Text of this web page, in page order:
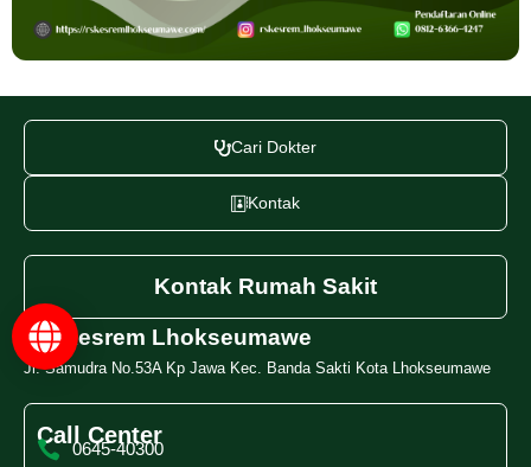
Cari Dokter
Kontak
Kontak Rumah Sakit
RS Kesrem Lhokseumawe
Jl. Samudra No.53A Kp Jawa Kec. Banda Sakti Kota Lhokseumawe
Call Center
0645-40300